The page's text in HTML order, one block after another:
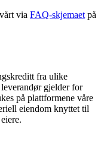
via FAQ-skjemaet på
fra ulike
gjelder for
på plattformene våre
eiendom knyttet til